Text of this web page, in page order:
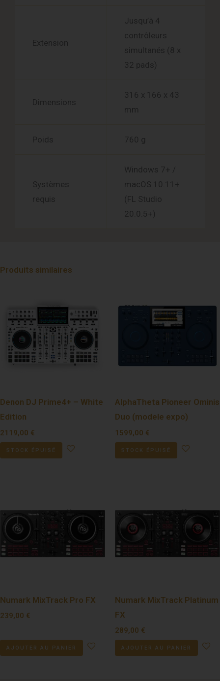
Extension
Jusqu’à 4
contrôleurs
simultanés (8 x
32 pads)
Dimensions
316 x 166 x 43
mm
Poids 760 g
Systèmes
requis
Windows 7+ /
macOS 10.11+
(FL Studio
20.0.5+)
Produits similaires
Denon DJ Prime4+ – White
Edition
2119,00 €
STOCK ÉPUISÉ
AlphaTheta Pioneer Ominis
Duo (modele expo)
1599,00 €
STOCK ÉPUISÉ
Numark MixTrack Pro FX
239,00 €
AJOUTER AU PANIER
Numark MixTrack Platinum
FX
289,00 €
AJOUTER AU PANIER